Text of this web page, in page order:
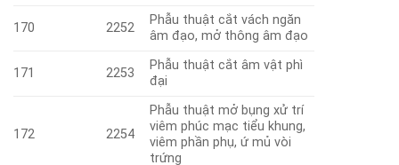
170 2252
Phẫu thuật cắt vách ngăn
âm đạo, mở thông âm đạo
171 2253
Phẫu thuật cắt âm vật phì
đại
172 2254
Phẫu thuật mở bụng xử trí
viêm phúc mạc tiểu khung,
viêm phần phụ, ứ mủ vòi
trứng